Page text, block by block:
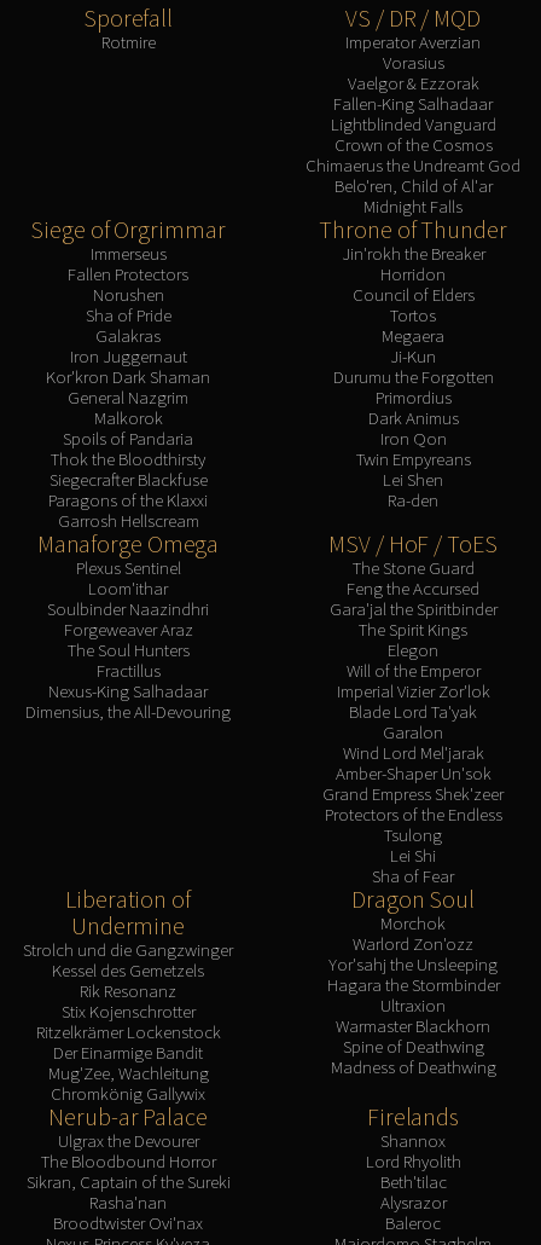
Sporefall
Rotmire
VS / DR / MQD
Imperator Averzian
Vorasius
Vaelgor & Ezzorak
Fallen-King Salhadaar
Lightblinded Vanguard
Crown of the Cosmos
Chimaerus the Undreamt God
Belo'ren, Child of Al'ar
Midnight Falls
Siege of Orgrimmar
Immerseus
Fallen Protectors
Norushen
Sha of Pride
Galakras
Iron Juggernaut
Kor'kron Dark Shaman
General Nazgrim
Malkorok
Spoils of Pandaria
Thok the Bloodthirsty
Siegecrafter Blackfuse
Paragons of the Klaxxi
Garrosh Hellscream
Throne of Thunder
Jin'rokh the Breaker
Horridon
Council of Elders
Tortos
Megaera
Ji-Kun
Durumu the Forgotten
Primordius
Dark Animus
Iron Qon
Twin Empyreans
Lei Shen
Ra-den
Manaforge Omega
Plexus Sentinel
Loom'ithar
Soulbinder Naazindhri
Forgeweaver Araz
The Soul Hunters
Fractillus
Nexus-King Salhadaar
Dimensius, the All-Devouring
MSV / HoF / ToES
The Stone Guard
Feng the Accursed
Gara'jal the Spiritbinder
The Spirit Kings
Elegon
Will of the Emperor
Imperial Vizier Zor'lok
Blade Lord Ta'yak
Garalon
Wind Lord Mel'jarak
Amber-Shaper Un'sok
Grand Empress Shek'zeer
Protectors of the Endless
Tsulong
Lei Shi
Sha of Fear
Liberation of
Undermine
Strolch und die Gangzwinger
Kessel des Gemetzels
Rik Resonanz
Stix Kojenschrotter
Ritzelkrämer Lockenstock
Der Einarmige Bandit
Mug'Zee, Wachleitung
Chromkönig Gallywix
Dragon Soul
Morchok
Warlord Zon'ozz
Yor'sahj the Unsleeping
Hagara the Stormbinder
Ultraxion
Warmaster Blackhorn
Spine of Deathwing
Madness of Deathwing
Nerub-ar Palace
Ulgrax the Devourer
The Bloodbound Horror
Sikran, Captain of the Sureki
Rasha'nan
Broodtwister Ovi'nax
Firelands
Shannox
Lord Rhyolith
Beth'tilac
Alysrazor
Baleroc